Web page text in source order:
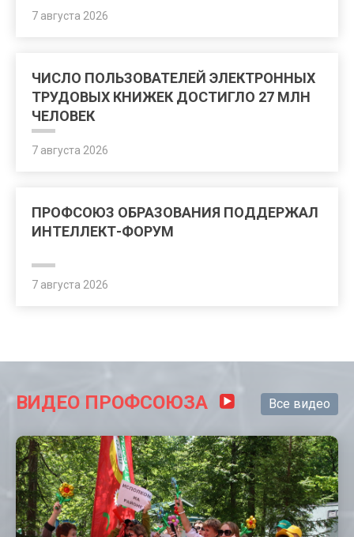
7 августа 2026
ЧИСЛО ПОЛЬЗОВАТЕЛЕЙ ЭЛЕКТРОННЫХ
ТРУДОВЫХ КНИЖЕК ДОСТИГЛО 27 МЛН
ЧЕЛОВЕК
7 августа 2026
ПРОФСОЮЗ ОБРАЗОВАНИЯ ПОДДЕРЖАЛ
ИНТЕЛЛЕКТ-ФОРУМ
7 августа 2026
ВИДЕО ПРОФСОЮЗА Все видео